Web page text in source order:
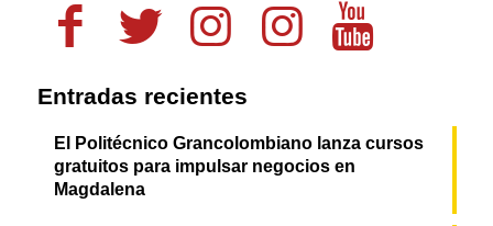
Entradas recientes
El Politécnico Grancolombiano lanza cursos
gratuitos para impulsar negocios en
Magdalena